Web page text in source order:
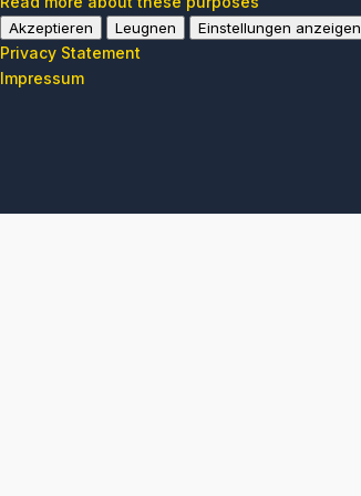
Akzeptieren Leugnen Einstellungen anzeigen
Privacy Statement
Impressum